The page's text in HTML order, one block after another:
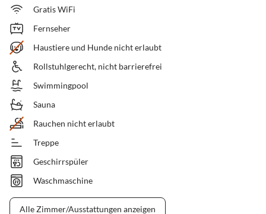
Gratis WiFi
Fernseher
Haustiere und Hunde nicht erlaubt
Rollstuhlgerecht, nicht barrierefrei
Swimmingpool
Sauna
Rauchen nicht erlaubt
Treppe
Geschirrspüler
Waschmaschine
Alle Zimmer/Ausstattungen anzeigen